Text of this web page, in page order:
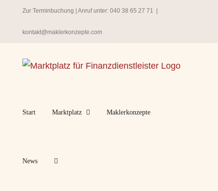
springen
Zur Terminbuchung | Anruf unter: 040 38 65 27 71
kontakt@maklerkonzepte.com
Start Marktplatz Maklerkonzepte
News